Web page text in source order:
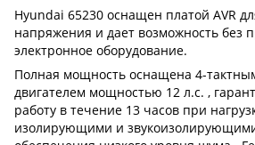
Hyundai 65230 оснащен платой AVR
напряжения и дает возможность без
электронное оборудование.
Полная мощность оснащена 4-
двигателем мощностью 12 л.с. ,
работу в течение 13 часов при
изолирующими и